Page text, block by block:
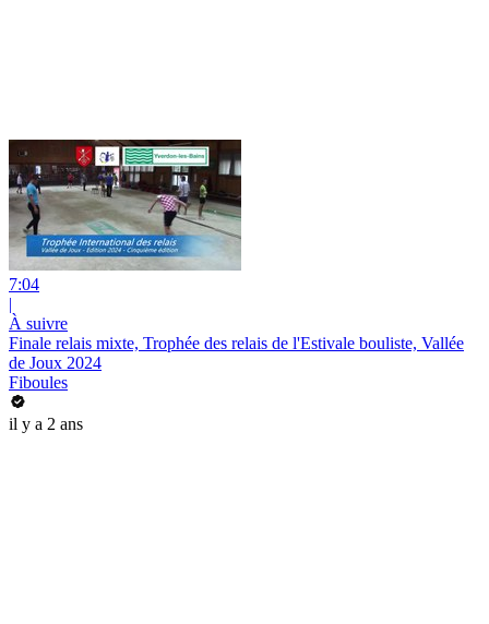
7:04
|
À suivre
Finale relais mixte, Trophée des relais de l'Estivale bouliste, Vallée
de Joux 2024
Fiboules
il y a 2 ans